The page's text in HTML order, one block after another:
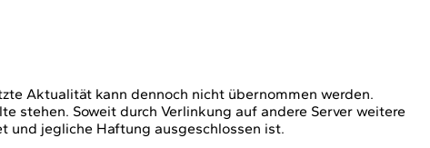
Aktualität kann dennoch nicht übernommen werden.
stehen. Soweit durch Verlinkung auf andere Server weitere
und jegliche Haftung ausgeschlossen ist.